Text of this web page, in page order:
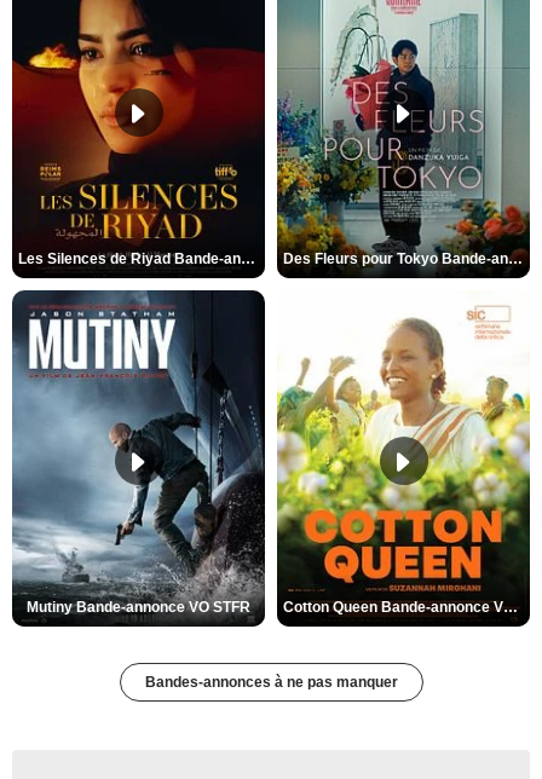
Les Silences de Riyad Bande-annonce VO STFR Des Fleurs pour Tokyo Bande-annonce VO STFR
Mutiny Bande-annonce VO STFR Cotton Queen Bande-annonce VO STFR
Bandes-annonces à ne pas manquer